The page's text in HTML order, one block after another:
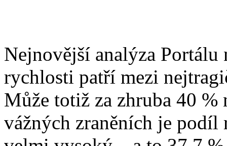
Nejnovější analýza Portálu
rychlosti patří mezi
Může totiž za zhruba 40 %
vážných zraněních je